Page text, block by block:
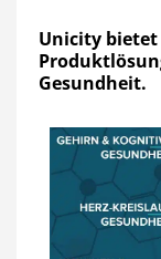
Unicity
Gesundheit.